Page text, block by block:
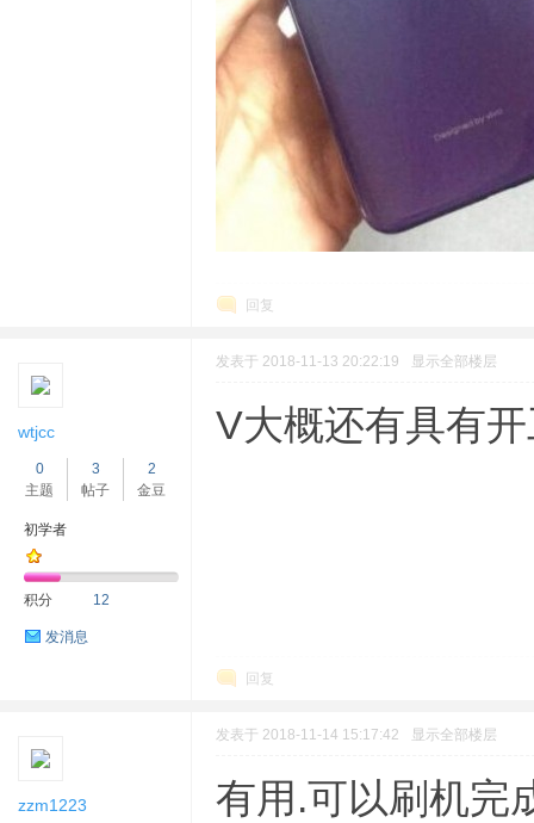
回复
wtjcc
0
主题
3
帖子
2
金豆
初学者
积分 12
发消息
发表于 2018-11-13 20:22:19 显示全部楼层
V大概还有具有
回复
zzm1223
发表于 2018-11-14 15:17:42 显示全部楼层
有用.可以刷机完